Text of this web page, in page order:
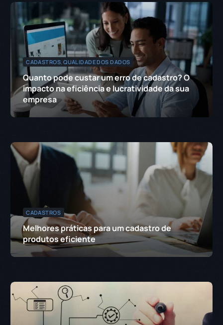
CADASTROS ,QUALIDADE DOS DADOS
Quanto pode custar um erro de cadastro? O
impacto na eficiência e lucratividade da sua
empresa
CADASTROS
Melhores práticas para um cadastro de
produtos eficiente